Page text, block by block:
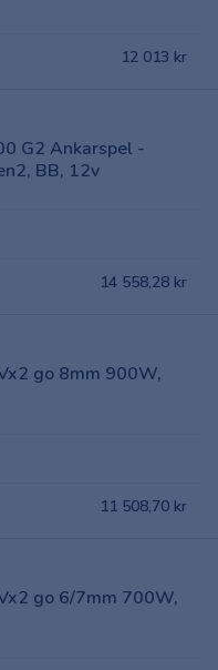
12 013 kr
G2 Ankarspel -
BB, 12v
14 558,28 kr
go 8mm 900W,
11 508,70 kr
go 6/7mm 700W,